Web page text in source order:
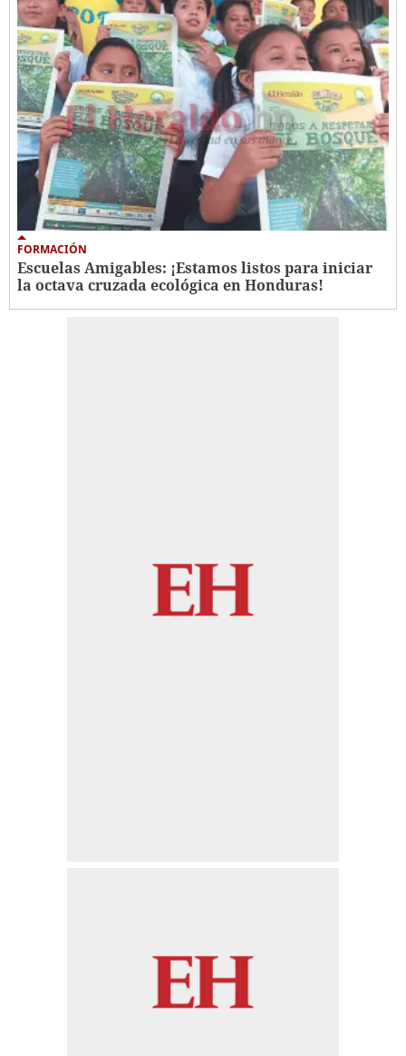
FORMACIÓN
Escuelas Amigables: ¡Estamos listos para iniciar
la octava cruzada ecológica en Honduras!